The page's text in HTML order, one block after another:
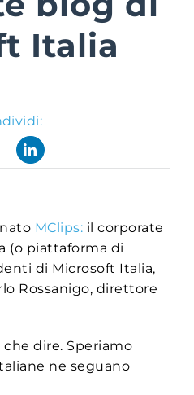
Italia
MClips: il corporate
(o piattaforma di
di Microsoft Italia,
Rossanigo, direttore
che dire. Speriamo
ne seguano